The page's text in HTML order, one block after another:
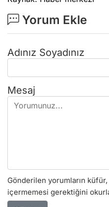
Yorum Ekle
Adınız Soyadınız
Mesaj
Gönderilen yorumların
içermemesi gerektiğini